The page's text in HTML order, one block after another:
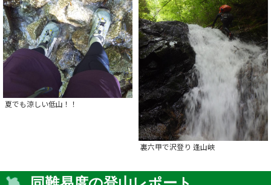
夏でも涼しい低山！！
裏六甲で沢登り 逢山峡